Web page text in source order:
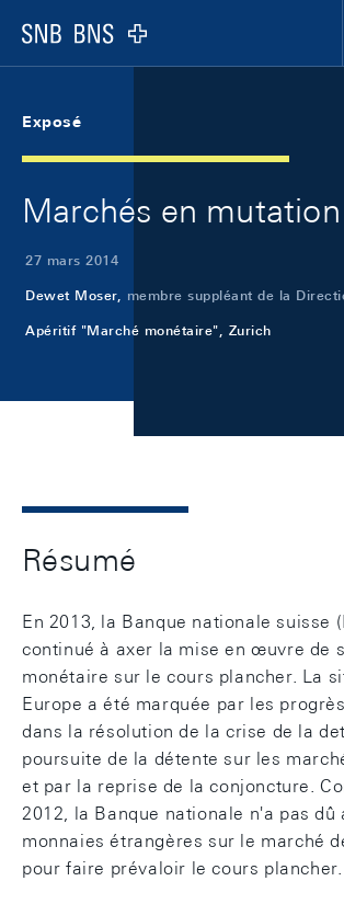
Logo
Exposé
Marchés en mutation
27 mars 2014
Dewet Moser, membre suppléant de la
Apéritif "Marché monétaire", Zurich
Résumé
En 2013, la Banque nationale suisse
continué à axer la mise en œuvre de
monétaire sur le cours plancher. La
Europe a été marquée par les
dans la résolution de la crise de la
poursuite de la détente sur les
et par la reprise de la conjoncture.
2012, la Banque nationale n'a pas dû
monnaies étrangères sur le marché
pour faire prévaloir le cours plancher.